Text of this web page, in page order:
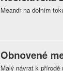
Meandr na dolním
Obnovené
Malý návrat k